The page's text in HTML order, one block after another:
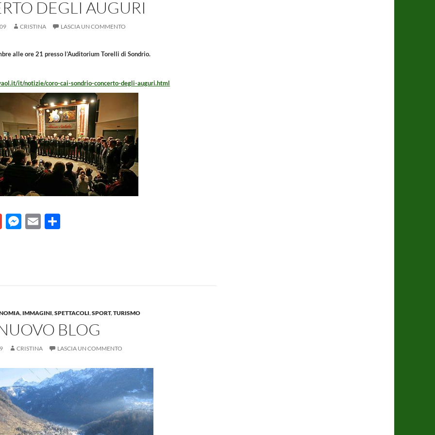
DEGLI AUGURI
CRISTINA LASCIA UN COMMENTO
alle ore 21 presso l’Auditorium Torelli di Sondrio.
it/notizie/coro-cai-sondrio-concerto-degli-auguri.html
G
M
g
E
vi
, IMMAGINI,SPETTACOLI,SPORT,TURISMO
BLOG
CRISTINA LASCIA UN COMMENTO